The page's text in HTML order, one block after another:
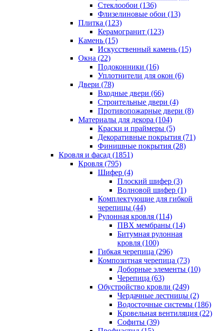
Стеклообои (136)
Флизелиновые обои (13)
Плитка (123)
Керамогранит (123)
Камень (15)
Искусственный камень (15)
Окна (22)
Подоконники (16)
Уплотнители для окон (6)
Двери (78)
Входные двери (66)
Строительные двери (4)
Противопожарные двери (8)
Материалы для декора (104)
Краски и праймеры (5)
Декоративные покрытия (71)
Финишные покрытия (28)
Кровля и фасад (1851)
Кровля (795)
Шифер (4)
Плоский шифер (3)
Волновой шифер (1)
Комплектующие для гибкой
черепицы (44)
Рулонная кровля (114)
ПВХ мембраны (14)
Битумная рулонная
кровля (100)
Гибкая черепица (296)
Композитная черепица (73)
Доборные элементы (10)
Черепица (63)
Обустройство кровли (249)
Чердачные лестницы (2)
Водосточные системы (186)
Кровельная вентиляция (22)
Cофиты (39)